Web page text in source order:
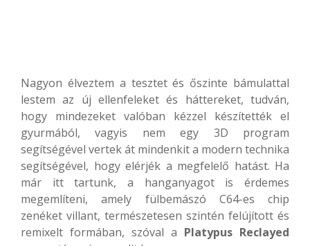
Nagyon élveztem a tesztet és őszinte bámulattal
lestem az új ellenfeleket és háttereket, tudván,
hogy mindezeket valóban kézzel készítették el
gyurmából, vagyis nem egy 3D program
segítségével vertek át mindenkit a modern technika
segítségével, hogy elérjék a megfelelő hatást. Ha
már itt tartunk, a hanganyagot is érdemes
megemlíteni, amely fülbemászó C64-es chip
zenéket villant, természetesen szintén felújított és
remixelt formában, szóval a Platypus Reclayed